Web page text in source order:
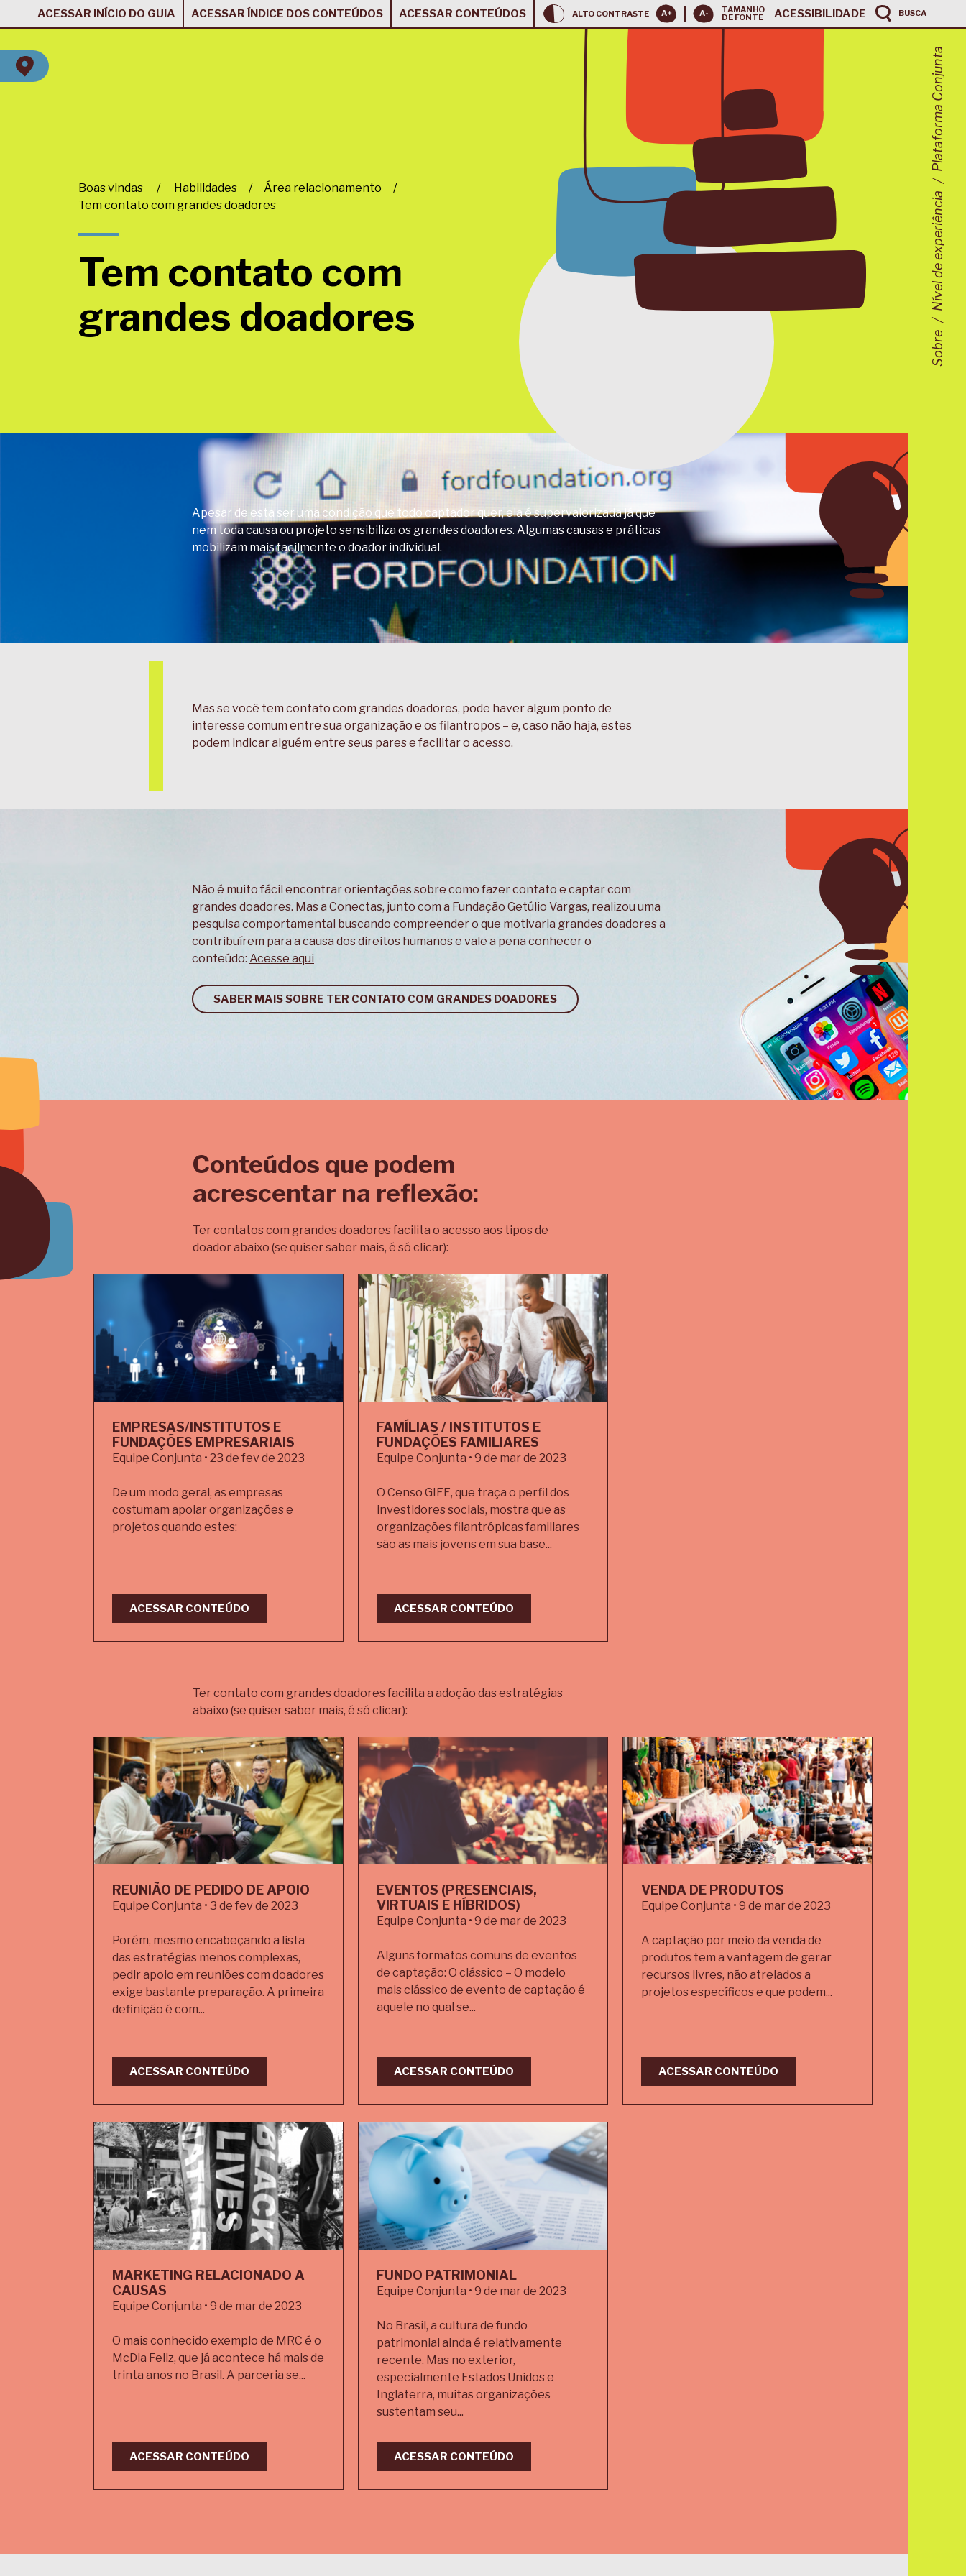
ACESSAR INÍCIO DO GUIA ACESSAR ÍNDICE DOS CONTEÚDOS ACESSAR CONTEÚDOS ALTO CONTRASTE TAMANHO
DE FONTE ACESSIBILIDADE BUSCA
Boas vindas / Habilidades / Área relacionamento
/
Tem contato com grandes doadores
Tem contato com
grandes doadores
Sobre
Nível de experiência
Plataforma Conjunta
Apesar de esta ser uma condição que todo captador quer, ela é supervalorizada já que
nem toda causa ou projeto sensibiliza os grandes doadores. Algumas causas e práticas
mobilizam mais facilmente o doador individual.
Mas se você tem contato com grandes doadores, pode haver algum ponto de
interesse comum entre sua organização e os filantropos – e, caso não haja, estes
podem indicar alguém entre seus pares e facilitar o acesso.
Não é muito fácil encontrar orientações sobre como fazer contato e captar com
grandes doadores. Mas a Conectas, junto com a Fundação Getúlio Vargas, realizou uma
pesquisa comportamental buscando compreender o que motivaria grandes doadores a
contribuírem para a causa dos direitos humanos e vale a pena conhecer o
conteúdo: Acesse aqui
SABER MAIS SOBRE TER CONTATO COM GRANDES DOADORES
Conteúdos que podem
acrescentar na reflexão:
Ter contatos com grandes doadores facilita o acesso aos tipos de
doador abaixo (se quiser saber mais, é só clicar):
EMPRESAS/INSTITUTOS E
FUNDAÇÕES EMPRESARIAIS
Equipe Conjunta • 23 de fev de 2023
De um modo geral, as empresas
costumam apoiar organizações e
projetos quando estes:
ACESSAR CONTEÚDO
FAMÍLIAS / INSTITUTOS E
FUNDAÇÕES FAMILIARES
Equipe Conjunta • 9 de mar de 2023
O Censo GIFE, que traça o perfil dos
investidores sociais, mostra que as
organizações filantrópicas familiares
são as mais jovens em sua base...
ACESSAR CONTEÚDO
Ter contato com grandes doadores facilita a adoção das estratégias
abaixo (se quiser saber mais, é só clicar):
REUNIÃO DE PEDIDO DE APOIO
Equipe Conjunta • 3 de fev de 2023
Porém, mesmo encabeçando a lista
das estratégias menos complexas,
pedir apoio em reuniões com doadores
exige bastante preparação. A primeira
definição é com...
ACESSAR CONTEÚDO
EVENTOS (PRESENCIAIS,
VIRTUAIS E HÍBRIDOS)
Equipe Conjunta • 9 de mar de 2023
Alguns formatos comuns de eventos
de captação: O clássico – O modelo
mais clássico de evento de captação é
aquele no qual se...
ACESSAR CONTEÚDO
VENDA DE PRODUTOS
Equipe Conjunta • 9 de mar de 2023
A captação por meio da venda de
produtos tem a vantagem de gerar
recursos livres, não atrelados a
projetos específicos e que podem...
ACESSAR CONTEÚDO
MARKETING RELACIONADO A
CAUSAS
Equipe Conjunta • 9 de mar de 2023
O mais conhecido exemplo de MRC é o
McDia Feliz, que já acontece há mais de
trinta anos no Brasil. A parceria se...
ACESSAR CONTEÚDO
FUNDO PATRIMONIAL
Equipe Conjunta • 9 de mar de 2023
No Brasil, a cultura de fundo
patrimonial ainda é relativamente
recente. Mas no exterior,
especialmente Estados Unidos e
Inglaterra, muitas organizações
sustentam seu...
ACESSAR CONTEÚDO